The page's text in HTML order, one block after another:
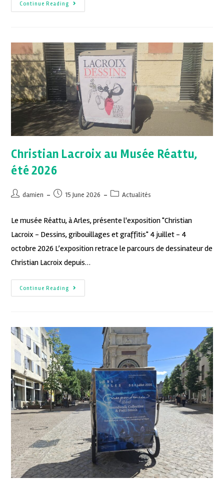
Continue Reading
Christian Lacroix au Musée Réattu,
été 2026
damien 15 June 2026 Actualités
Le musée Réattu, à Arles, présente l'exposition "Christian
Lacroix - Dessins, gribouillages et graffitis" 4 juillet - 4
octobre 2026 L’exposition retrace le parcours de dessinateur de
Christian Lacroix depuis…
Continue Reading